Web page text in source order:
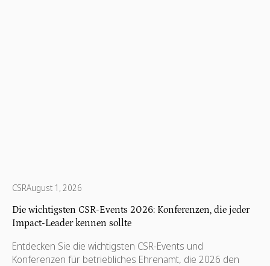
CSRAugust 1, 2026
Die wichtigsten CSR-Events 2026: Konferenzen, die jeder
Impact-Leader kennen sollte
Entdecken Sie die wichtigsten CSR-Events und
Konferenzen für betriebliches Ehrenamt, die 2026 den